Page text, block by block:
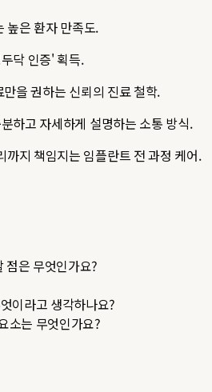
높은 환자 만족도.
닥 인증' 획득.
을 권하는 신뢰의 진료 철학.
하고 자세하게 설명하는 소통 방식.
지 책임지는 임플란트 전 과정 케어.
점은 무엇인가요?
이라고 생각하나요?
소는 무엇인가요?